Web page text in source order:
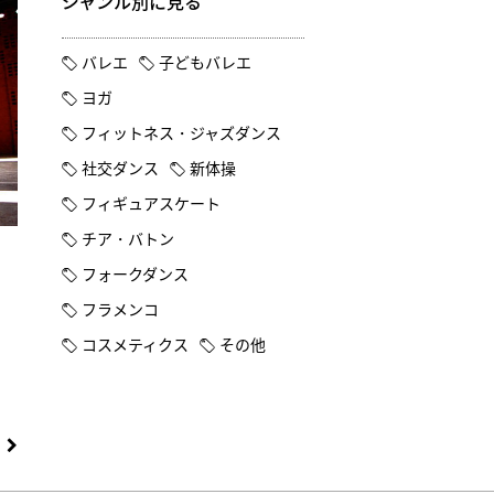
バレエ
子どもバレエ
ヨガ
フィットネス・ジャズダンス
社交ダンス
新体操
フィギュアスケート
チア・バトン
フォークダンス
フラメンコ
コスメティクス
その他